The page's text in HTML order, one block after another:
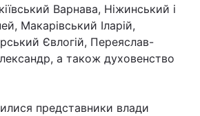
Статті
Варнава, Ніжинський і
Макарівський Іларій,
Євлогій, Переяслав-
а також духовенство
представники влади